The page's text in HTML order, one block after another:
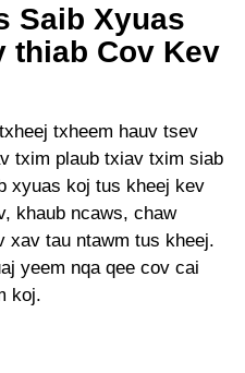
Saib Xyuas
thiab Cov Kev
txheem hauv tsev
txim plaub txiav txim siab
xyuas koj tus kheej kev
khaub ncaws, chaw
xav tau ntawm tus kheej.
yeem nqa qee cov cai
koj.